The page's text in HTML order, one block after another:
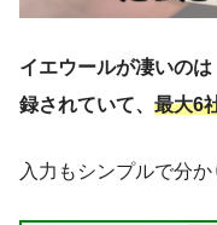
イエウールが凄いの
録されていて、 最大6
入力もシンプルで分か